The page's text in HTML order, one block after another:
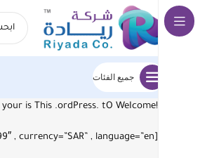
جميع الفئات
!writing start then ,it delete or Edit .ost. first your is This .ordPress. tO WeIcome
[tamara_show_popup price=”99″ , currency=”SAR” , language=”en”][tamara_show_popup price=”99″ , currency=”SAR” , language=”en”]